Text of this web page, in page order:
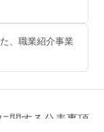
、職業紹介事業
関する公表事項